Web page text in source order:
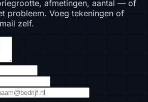
afmetingen, aantal — of
probleem. Voeg tekeningen of
zelf.